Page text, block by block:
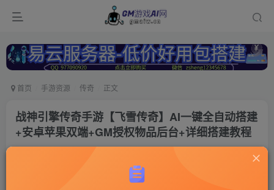
首页 手游资源 传奇 正文
战神引擎传奇手游【飞雪传奇】AI一键全自动搭建
+安卓苹果双端+GM授权物品后台+详细搭建教程
关注